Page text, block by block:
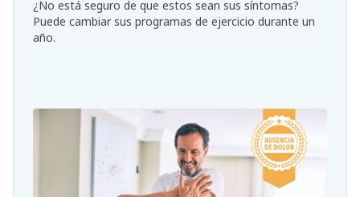
¿No está seguro de que estos sean sus síntomas?
Puede cambiar sus programas de ejercicio durante un
año.